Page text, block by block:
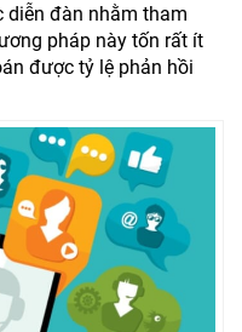
diễn đàn nhằm tham
pháp này tốn rất ít
được tỷ lệ phản hồi